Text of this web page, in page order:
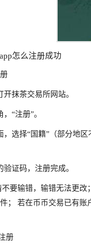
怎么注册成功
开抹茶交易所网站。
“注册”。
，选择“国籍”（部分地
验证码，注册完成。
不要输错，输错无法更
； 若在币币交易已有
册